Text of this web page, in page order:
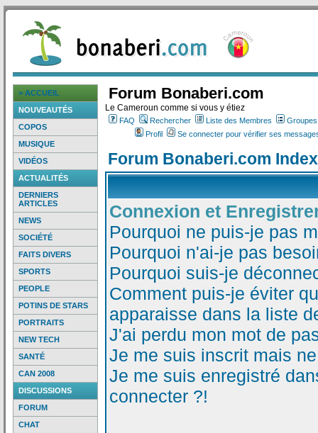
> ACCUEIL
NOUVEAUTÉS
COPOS
MUSIQUE
VIDÉOS
ACTUALITÉS
DERNIERS
ARTICLES
NEWS
SOCIÉTÉ
FAITS DIVERS
SPORTS
PEOPLE
POTINS DE STARS
PORTRAITS
NEW TECH
SANTÉ
CAN 2008
DISCUSSIONS
FORUM
CHAT
Forum Bonaberi.com
Le Cameroun comme si vous y étiez
FAQ Rechercher Liste des Membres
Profil
Se connecter pour vérifier ses
Forum Bonaberi.com
Connexion et
Pourquoi ne puis-je pas
Pourquoi n'ai-je pas
Pourquoi suis-je
Comment puis-je éviter
apparaisse dans la liste
J'ai perdu mon mot de
Je me suis inscrit mais
Je me suis enregistré
connecter ?!